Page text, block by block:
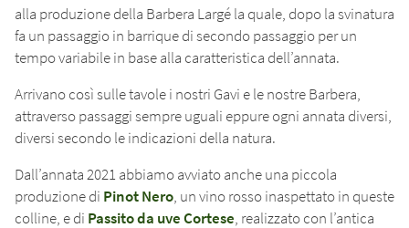
alla produzione della Barbera Largé la quale, dopo la svinatura
fa un passaggio in barrique di secondo passaggio per un
tempo variabile in base alla caratteristica dell’annata.
Arrivano così sulle tavole i nostri Gavi e le nostre Barbera,
attraverso passaggi sempre uguali eppure ogni annata diversi,
diversi secondo le indicazioni della natura.
Dall’annata 2021 abbiamo avviato anche una piccola
produzione di Pinot Nero, un vino rosso inaspettato in queste
colline, e di Passito da uve Cortese, realizzato con l’antica